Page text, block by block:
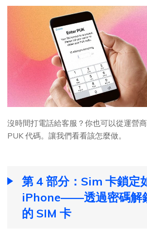
沒時間打電話給客服？你也可以從運營
PUK 代碼。讓我們看看該怎麼做。
第 4 部分：Sim 卡鎖定
iPhone——透過密碼解
的 SIM 卡